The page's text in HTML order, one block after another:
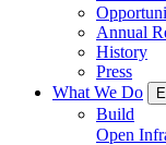
Annual
History
Press
What We Do
Build
Open